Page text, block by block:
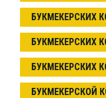
БУКМЕКЕРСКИХ
БУКМЕКЕРСКИХ
БУКМЕКЕРСКИХ
БУКМЕКЕРСКОЙ